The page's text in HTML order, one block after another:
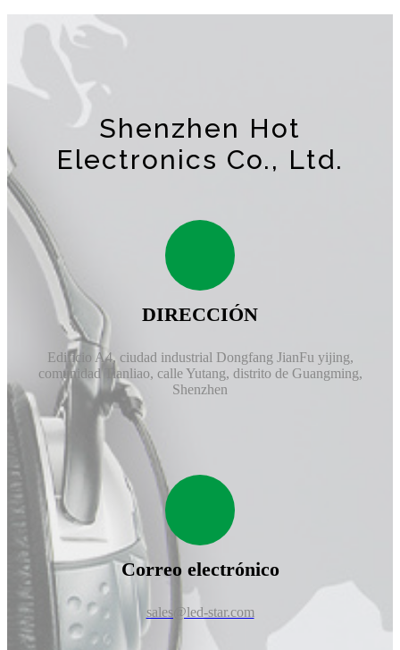
Shenzhen Hot
Electronics Co., Ltd.
DIRECCIÓN
Edificio A4, ciudad industrial Dongfang JianFu yijing,
comunidad Tianliao, calle Yutang, distrito de Guangming,
Shenzhen
Correo electrónico
sales@led-star.com